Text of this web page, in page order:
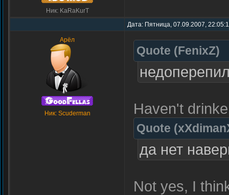
Ник: KaRaKurT
Дата: Пятница, 07.09.2007,
Арёл
Ник: Scuderman
Quote (FenixZ)
Haven't
Quote (
да нет
Not yes, I